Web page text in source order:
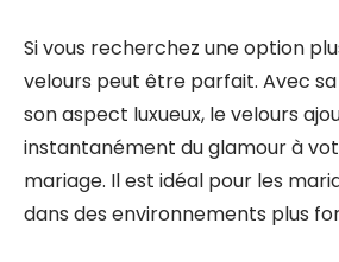
Si vous recherchez une option
velours peut être parfait. Avec
son aspect luxueux, le velours
instantanément du glamour à
mariage. Il est idéal pour les
dans des environnements plus